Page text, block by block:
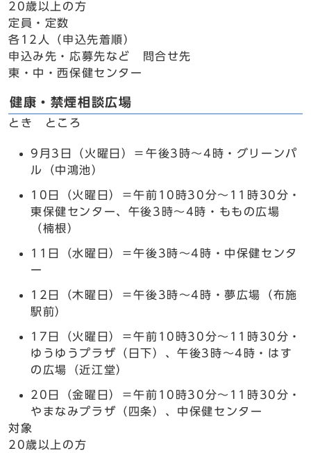
20歳以上の方
定員・定数
各12人（申込先着順）
申込み先・応募先など 問合せ先
東・中・西保健センター
健康・禁煙相談広場
とき ところ
9月3日（火曜日）＝午後3時～4時・グリーンパ
ル（中鴻池）
10日（火曜日）＝午前10時30分～11時30分・
東保健センター、午後3時～4時・ももの広場
（楠根）
11日（水曜日）＝午後3時～4時・中保健センタ
ー
12日（木曜日）＝午後3時～4時・夢広場（布施
駅前）
17日（火曜日）＝午前10時30分～11時30分・
ゆうゆうプラザ（日下）、午後3時～4時・はす
の広場（近江堂）
20日（金曜日）＝午前10時30分～11時30分・
やまなみプラザ（四条）、中保健センター
対象
20歳以上の方